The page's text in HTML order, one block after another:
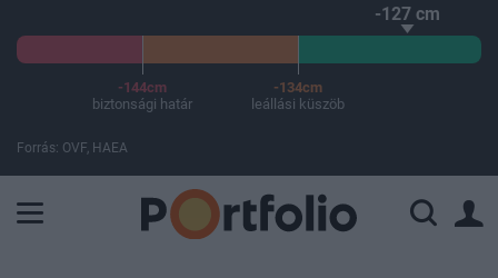
-127 cm
-144cm
biztonsági határ
-134cm
leállási küszöb
Forrás: OVF, HAEA